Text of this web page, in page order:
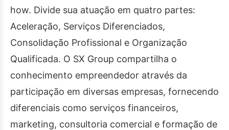
how. Divide sua atuação em quatro partes:
Aceleração, Serviços Diferenciados,
Consolidação Profissional e Organização
Qualificada. O SX Group compartilha o
conhecimento empreendedor através da
participação em diversas empresas, fornecendo
diferenciais como serviços financeiros,
marketing, consultoria comercial e formação de